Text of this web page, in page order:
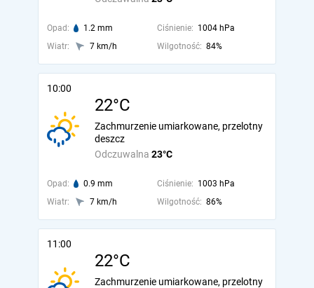
Opad: 1.2 mm Ciśnienie: 1004 hPa
Wiatr:
7 km/h Wilgotność: 84%
10:00
22°C
Odczuwalna 23°C
Zachmurzenie umiarkowane, przelotny
deszcz
Opad: 0.9 mm Ciśnienie: 1003 hPa
Wiatr:
7 km/h Wilgotność: 86%
11:00
22°C
Zachmurzenie umiarkowane, przelotny